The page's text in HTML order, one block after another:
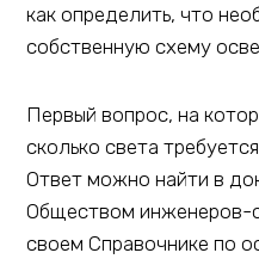
как определить, что
собственную схему
Первый вопрос, на
сколько света
Ответ можно найти в
Обществом инженеров-
своем Справочнике по